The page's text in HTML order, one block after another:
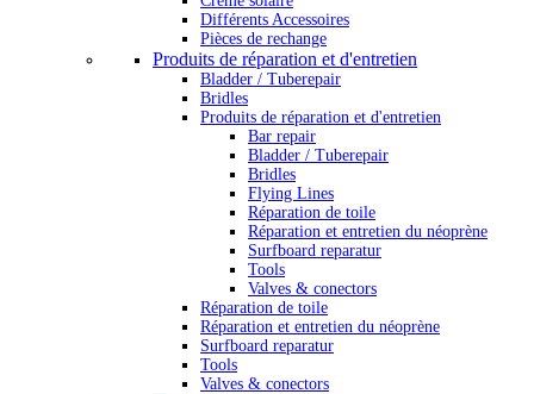
Différents Accessoires
Pièces de rechange
Produits de réparation et d'entretien
Bladder / Tuberepair
Bridles
Produits de réparation et d'entretien
Bar repair
Bladder / Tuberepair
Bridles
Flying Lines
Réparation de toile
Réparation et entretien du néoprène
Surfboard reparatur
Tools
Valves & conectors
Réparation de toile
Réparation et entretien du néoprène
Surfboard reparatur
Tools
Valves & conectors